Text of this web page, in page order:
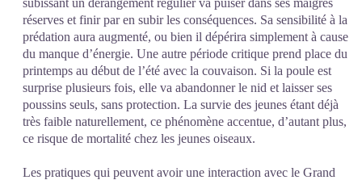
subissant un dérangement régulier va puiser dans ses maigres
réserves et finir par en subir les conséquences. Sa sensibilité à la
prédation aura augmenté, ou bien il dépérira simplement à cause
du manque d’énergie. Une autre période critique prend place du
printemps au début de l’été avec la couvaison. Si la poule est
surprise plusieurs fois, elle va abandonner le nid et laisser ses
poussins seuls, sans protection. La survie des jeunes étant déjà
très faible naturellement, ce phénomène accentue, d’autant plus,
ce risque de mortalité chez les jeunes oiseaux.
Les pratiques qui peuvent avoir une interaction avec le Grand